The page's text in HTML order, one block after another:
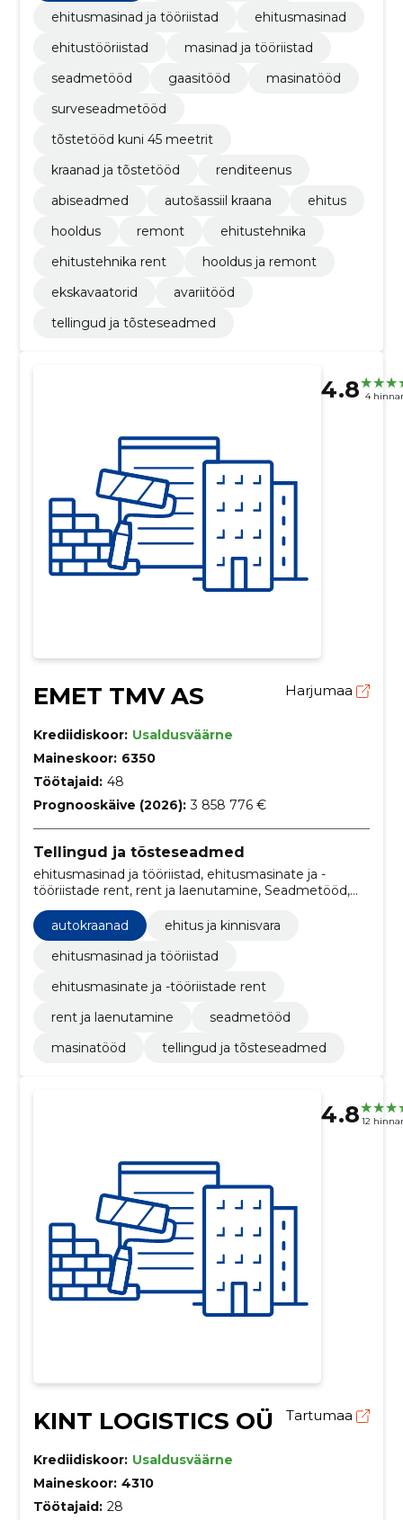
ehitusmasinad ja tööriistad
ehitusmasinad
ehitustööriistad
masinad ja tööriistad
seadmetööd
gaasitööd
masinatööd
surveseadmetööd
tõstetööd kuni 45 meetrit
kraanad ja tõstetööd
renditeenus
abiseadmed
autošassiil kraana
ehitus
hooldus
remont
ehitustehnika
ehitustehnika rent
hooldus ja remont
ekskavaatorid
avariitööd
tellingud ja tõsteseadmed
4.8 4
EMET TMV AS Harjumaa
Krediidiskoor: Usaldusväärne
Maineskoor: 6350
Töötajaid: 48
Prognooskäive (2026): 3 858 776 €
Tellingud ja tõsteseadmed
ehitusmasinad ja tööriistad, ehitusmasinate ja -
tööriistade rent, rent ja laenutamine, Seadmetööd,
autokraanad
ehitus ja kinnisvara
ehitusmasinad ja tööriistad
ehitusmasinate ja -tööriistade rent
rent ja laenutamine
seadmetööd
masinatööd
tellingud ja tõsteseadmed
4.8 12
KINT LOGISTICS OÜ Tartumaa
Krediidiskoor: Usaldusväärne
Maineskoor: 4310
Töötajaid: 28